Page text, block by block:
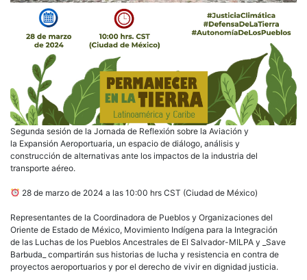
Segunda sesión de la Jornada de Reflexión sobre la Aviación y
la Expansión Aeroportuaria, un espacio de diálogo, análisis y
construcción de alternativas ante los impactos de la industria del
transporte aéreo.
28 de marzo de 2024 a las 10:00 hrs CST (Ciudad de México)
Representantes de la Coordinadora de Pueblos y Organizaciones del
Oriente de Estado de México, Movimiento Indígena para la Integración
de las Luchas de los Pueblos Ancestrales de El Salvador-MILPA y _Save
Barbuda_ compartirán sus historias de lucha y resistencia en contra de
proyectos aeroportuarios y por el derecho de vivir en dignidad justicia.